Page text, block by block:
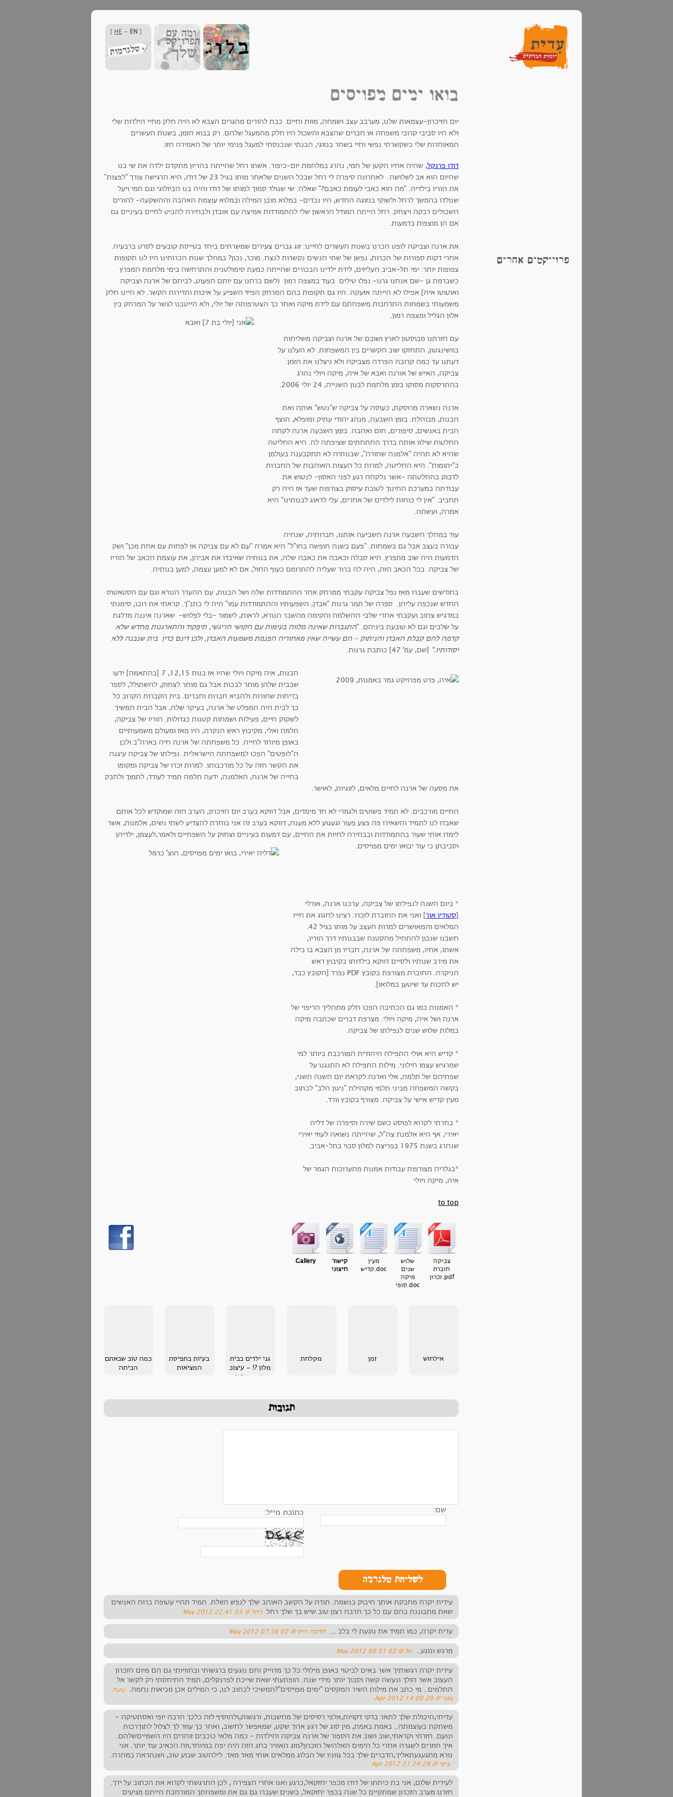
[
HE - EN
]
פרוייקטים אחרים
בואו ימים מפויסים
יום הזיכרון-עצמאות שלנו, מערבב עצב ושמחה, מוות וחיים. כבת להורים מהגרים הצבא לא היה חלק מחיי הילדות שלי
ולא היו סביבי קרובי משפחה או חברים שהצבא והשכול היו חלק מהמעגל שלהם. רק בבוא הזמן, בשנות העשרים
המאוחרות שלי כשקשרתי נפשי וחיי בשחר בנזוגי, הבנתי שנכנסתי למעגל פנימי יותר של האמירה הזו.
דודו פרנקל, שהיה אחיו הקטן של חמי, נהרג במלחמת יום-כיפור. אשתו רחל שהייתה בהריון מתקדם ילדה את שי בנו
שהיום הוא אב לשלושה. לאחרונה סיפרה לי רחל שבכל השנים שלאחר מותו בגיל 23 של דודו, היא הרגישה צורך "לפצות"
את הוריו בילדיה. "מה הוא כאבי לעומת כאבם?" שאלה. שי שנולד סמוך למותו של דודו והיה בנו הביולוגי וגם תמי ויעל
שנולדו בהמשך לרחל ולשוקי בנזוגה החדש, היו נכדים- במלוא מובן המילה ובמלוא עוצמת האהבה וההשקעה- להורים
השכולים רבקה ויצחק. רחל הייתה המודל הראשון שלי להתמודדות אמיצה עם אובדן ולבחירה להביט לחיים בעיניים גם
אם הן מוצפות בדמעות.
את ארנה וצביקה לופט הכרנו בשנות העשרים לחיינו: זוג גברים צעירים שמשרתים ביחד בטייסת קובעים לסרט ברבעיה.
אחרי דקות ספורות של הכרות, נפשן של שתי הנשים נקשרות לנצח. מוכר, נכון? במהלך שנות הכרותינו היו לנו תקופות
צפופות יותר: ימי תל-אביב העליזים, לידת ילדינו הבכורים שהייתה כמעת סימולטנית והתרחשה בימי מלחמת המפרץ
כשברמת גן -שם אנחנו גרנו- נפלו טילים בעוד במצפה רמון (לשם ברחנו עם יותם הפעוט, לביתם של ארנה וצביקה
ואוטוטו איה] אפילו לא הייתה אזעקה. היו גם תקופות בהם המרחק הפיזי השפיע על איכות ותדירות הקשר. לא היינו חלק
משמעותי בשמחות התרחבות משפחתם עם לידת מיקה ואחר כך הצטרפותה של יולי, ולא הייטבנו לגשר על המרחק בין
אלון הגליל ומצפה רמון.
עם חזרתנו מבוסטון לארץ ושובם של ארנה וצביקה משליחות
בוושינגטון, התחזקו שוב הקשרים בין המשפחות. לא העלנו על
דעתנו עד כמה קרובה הפרדה מצביקה ולא ניצלנו את הזמן.
צביקה, האיש של אורנה ואבא של איה, מיקה ויולי נהרג
בהתרסקות מסוקו בזמן מלחמת לבנון השנייה, 24 יולי 2006.
ארנה נשארה מרוסקת, כעוסה על צביקה ש"נטש" אותה ואת
הבנות, מבוהלת. בזמן השבעה, מנהג יהודי עתיק ומופלא, הוצף
הבית באנשים, סיפורים, חום ואהבה. בזמן השבעה ארנה לקחה
החלטות שילוו אותה בדרך החתחתים שציפתה לה. היא החליטה
שהיא לא תהיה "אלמנה שחורה", שבנותיה לא תתקבענה בעולמן
כ"יתומות". היא החליטה, למרות כל העצות האוהבות של החברות
לדבוק בהחלטתה -אשר נלקחה רגע לפני האסון- לנטוש את
עבודתה במערכת החינוך לטובת עיסוק בצורפות שעד אז היה רק
תחביב. "אין לי כוחות לילדים של אחרים, עלי לדאוג לבנותינו" היא
אמרה, ועשתה.
עוד במהלך השבעה ארנה השביעה אותנו, חברותיה, שנהיה
עבורה בעצב אבל גם בשמחות. "פעם בשנה חופשה בחו"ל" היא אמרה "עם לא עם צביקה אז לפחות עם אחת מכן" ושק
הדמעות היה שוב מתפרץ. היא סבלה וכאבה את כאבה שלה, את בנותיה שאיבדו את אביהן, את עוצמת הכאב של הוריו
של צביקה. בכל הכאב הזה, היה לה ברור שעליה להתרומם כעוף החול, אם לא למען עצמה, למען בנותיה.
בחודשים שעברו מאז נפל צביקה עקבתי ממרחק אחר ההתמודדות שלה ושל הבנות, עם ההעדר הנורא וגם עם הסטאטוס
החדש שנכפה עליהן. ספרה של תמר גרנות "אבדן, השפעותיו וההתמודדות עמו" היה לי כתנ"ך. קראתי את רובו, סימנתי
במדגיש צהוב ועקבתי אחרי שלבי ההשלמה והקימה מהשבר הנורא, לראות, לשמור -בלי לפלוש- שארנה איננה מדלגת
על שלבים וגם לא טובעת ביניהם. "התגברות שאינה מלווה בעימות עם הקושי הריגשי, תיפקוד והתארגנות מחדש שלא
קדמה להם קבלת האבדן והניתוק - הם עשייה שאין מאחוריה הפנמת משמעות האבדן, ולכן דינם כדין בית שנבנה ללא
יסודותיו." [שם, עמ' 47] כותבת גרנות.
הבנות, איה מיקה ויולי שהיו אז בנות 12,15, 7 [בהתאמה] ידעו
שבבית שלהן מותר לבכות אבל גם מותר לצחוק, להשתולל, לספר
בדיחות שחורות ולהביא חברות וחברים. בית הקברות הקרוב כל
כך לבית היה המפלט של ארנה, בעיקר שלה, אבל הבית המשיך
לשקוק חיים, פעילות ושמחות קטנות כגדולות. הוריו של צביקה,
תלמה ואלי, מקיבוץ ראש הנקרה, היו מאז ומעולם משמעותיים
באופן מיוחד לחייה. כל משפחתה של ארנה חיה בארה"ב ולכן
ה"לופטים" הפכו למשפחתה הישראלית. נפילתו של צביקה עיגנה
את הקשר הזה על כל מורכבותו. למרות זכרו של צביקה ומקומו
בחייה של ארנה, האלמנה, ידעה תלמה תמיד לעודד, לתמוך ולחבק
את מסעה של ארנה לחיים מלאים, לזוגיות, לאושר.
החיים מורכבים. לא תמיד פשוטים ולגמרי לא חד מימדים, אבל דווקא בערב יום הזיכרון, הערב הזה שמוקדש לכל אותם
שאבדו לנו לתמיד והשאירו פה פצע פעור וגעגוע ללא מענה, דווקא בערב זה אני בוחרת להצדיע לשתי נשים, אלמנות, אשר
לימדו אותי שעור בהתמודדות ובבחירה לחיות את החיים, עם דמעות בעיניים וצחוק על השפתיים ולאמר,לעצמן, ילדיהן
וסביבתן כי עוד יבואו ימים מפויסים.
* ביום השנה לנפילתו של צביקה, ערכנו ארנה, אורלי
[סטודיו אור] ואני את החוברת לזכרו. רצינו לחגוג את חייו
המלאים והמאושרים למרות העצב על מותו בגיל 42.
חשבנו שנכון להתחיל מהקטנה שבבנותיו דרך הוריו,
אשתו, אחיו, משפחתה של ארנה, חבריו מן הצבא בו בילה
את מירב שנותיו ולסיים דווקא בילדותו בקיבוץ ראש
הניקרה. החוברת מצורפת בקובץ PDF נפרד [הקובץ כבד,
יש לחכות עד שיטען במלואו].
* האמנות כמו גם הכתיבה הפכו חלק מתהליך הריפוי של
ארנה ושל איה, מיקה ויולי. מצרפת דברים שכתבה מיקה
במלות שלוש שנים לנפילתו של צביקה.
* קדיש היא אולי התפילה היהודית המורכבת ביותר למי
שמרגיש עצמו חילוני. מילות התפילה לא התנגנו על
שפתיהם של תלמה, אלי וארנה.לקראת יום השנה השני,
בקשה המשפחה מביני תלמי מקהילת "ניגון הלב" לכתוב
מעין קדיש אישי על צביקה. מצורף בקובץ וורד.
* בחרתי לקרוא לפוסט כשם שירה וסיפרה של דליה
יאירי, אף היא אלמנת צה"ל, שהייתה נשואה לעוזי יאירי
שנהרג בשנת 1975 בפריצה למלון סבוי בתל-אביב.
*בגלריה מצורפות עבודות אמנות מתערוכות הגמר של
איה, מיקה ויולי
to top
צביקה
חוברת
זכרון.pdf
שלוש
שנים
מיקה
סופי.doc
מעין
קדיש.doc
קישור
חיצוני
Gallery
אילחוש זמן מקלחת
גני ילדים בבית
מלון ?! - עיצוב
משנה מציאות
בעיות בתפיסת
המציאות
כמה טוב שבאתם
הביתה
תגובות
שם: כתובת מייל:
לשליחת טלגרמה
‏עידית יקרה מחבקת אותך חיבוק בנשמה. תודה על הקשב האוהב שלך לנפש הזולת. תמיד תהיי עטופה ברוח האנשים
שאת מתבוננת בהם עם כל כך הרבה רצון טוב שיש בך שלך רחל ‏רחל ‏@ 03 May 2012 22:41
‏עדית יקרה, כמו תמיד את נוגעת לי בלב ... ‏הדסה וייס ‏@ 02 May 2012 07:56
‏מרגש ונוגע.. ‏טל ‏@ 02 May 2012 06:51
‏עידית יקרה רגשותיך אשר באים לביטוי באופן מילולי כל כך מדוייק וחם נוגעים ברגשותי ובחוויותי גם הם מיום הזכרון
העצוב אשר הולך ונעשה קשה וסבוך יותר מידי שנה. הופתעתי שאת שייכת לפרנקלים, תמיד התיחסתי רק לקשר אל
התלמים.. מי כתב את מילות השיר המקסים "ימים מפויסים"?תמשיכי לכתוב לנו, כי המילים אכן מביאות נחמה.
‏נועה
גפני ‏@ 29 Apr 2012 14:00
‏עדיתי,היכולת שלך לתאר בדקי דקויות,אלפי רסיסים של מחשבות, ורגשות,ולהוסיף לזה כלכך הרבה יופי ואסתטיקה -
משתקת בעוצמתה.. באמת באמת, מין סוג של רגע ארוך שקט, שמאפשר לחשוב, ואחר כך עוזר לך לצלול לתוךרכות
ונועם. חזרתי וקראתי,שוב ושוב את הספור של ארנה צביקה והילדות - כמה מלאי כוכבים זוהרים היו השמייםשלהם.
איך חוזרים לשגרה אחרי כל הימים האלהשל הזכרון?מזג האוויר בחג הזה היה יפה במיוחד,וזה הכאיב עוד יותר. אני
נורא מתגעגעתאליך,הדברים שלך בכל גווניו של הבלוג ממלאים אותי מאד מאד. לילהטוב שבוע טוב, ושנתראה במהרה.
‏ציפי ‏@ 28 Apr 2012 21:24
‏לעידית שלום, אני בת כיתתו של דודו מכפר יחזקאל,כרגע ואנו אחרי הצפירה , לכן התרגשתי לקרוא את הכתוב על ידך.
חזרנו מערב הזכרון שמתקיים כל שנה בכפר יחזקאל, בשנים שעברו גם גם את ומשפחתך המורחבת הייתם מגיעים